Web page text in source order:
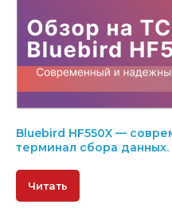
Bluebird HF550X —
терминал сбора данных.
Читать